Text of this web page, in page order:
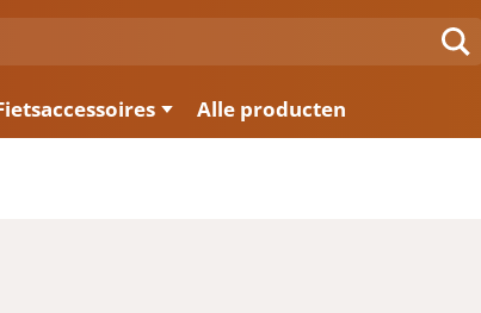
Alle producten